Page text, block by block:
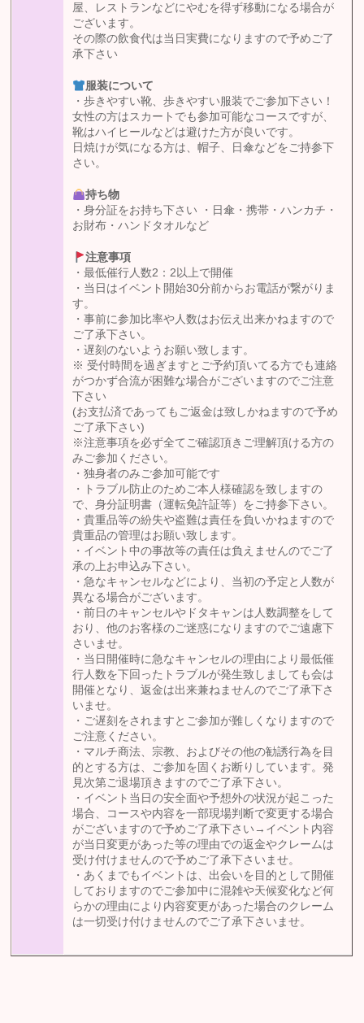
屋、レストランなどにやむを得ず移動になる場合が
ございます。
その際の飲食代は当日実費になりますので予めご了
承下さい
服装について
・歩きやすい靴、歩きやすい服装でご参加下さい！
女性の方はスカートでも参加可能なコースですが、
靴はハイヒールなどは避けた方が良いです。
日焼けが気になる方は、帽子、日傘などをご持参下
さい。
持ち物
・身分証をお持ち下さい ・日傘・携帯・ハンカチ・
お財布・ハンドタオルなど
注意事項
・最低催行人数2：2以上で開催
・当日はイベント開始30分前からお電話が繋がりま
す。
・事前に参加比率や人数はお伝え出来かねますので
ご了承下さい。
・遅刻のないようお願い致します。
※ 受付時間を過ぎますとご予約頂いてる方でも連絡
がつかず合流が困難な場合がございますのでご注意
下さい
(お支払済であってもご返金は致しかねますので予め
ご了承下さい)
※注意事項を必ず全てご確認頂きご理解頂ける方の
みご参加ください。
・独身者のみご参加可能です
・トラブル防止のためご本人様確認を致しますの
で、身分証明書（運転免許証等）をご持参下さい。
・貴重品等の紛失や盗難は責任を負いかねますので
貴重品の管理はお願い致します。
・イベント中の事故等の責任は負えませんのでご了
承の上お申込み下さい。
・急なキャンセルなどにより、当初の予定と人数が
異なる場合がございます。
・前日のキャンセルやドタキャンは人数調整をして
おり、他のお客様のご迷惑になりますのでご遠慮下
さいませ。
・当日開催時に急なキャンセルの理由により最低催
行人数を下回ったトラブルが発生致しましても会は
開催となり、返金は出来兼ねませんのでご了承下さ
いませ。
・ご遅刻をされますとご参加が難しくなりますので
ご注意ください。
・マルチ商法、宗教、およびその他の勧誘行為を目
的とする方は、ご参加を固くお断りしています。発
見次第ご退場頂きますのでご了承下さい。
・イベント当日の安全面や予想外の状況が起こった
場合、コースや内容を一部現場判断で変更する場合
がございますので予めご了承下さい→イベント内容
が当日変更があった等の理由での返金やクレームは
受け付けませんので予めご了承下さいませ。
・あくまでもイベントは、出会いを目的として開催
しておりますのでご参加中に混雑や天候変化など何
らかの理由により内容変更があった場合のクレーム
は一切受け付けませんのでご了承下さいませ。